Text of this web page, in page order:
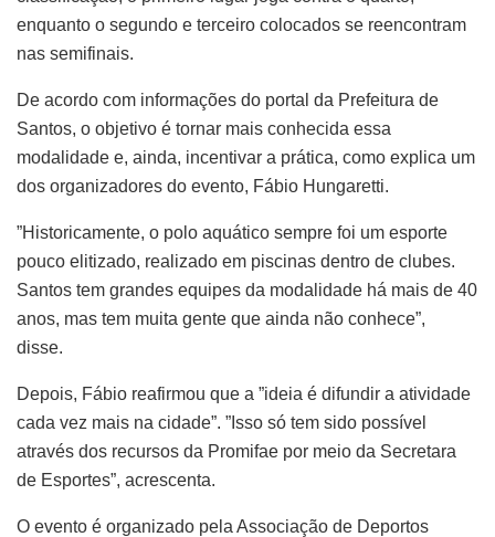
enquanto o segundo e terceiro colocados se reencontram
nas semifinais.
De acordo com informações do portal da Prefeitura de
Santos, o objetivo é tornar mais conhecida essa
modalidade e, ainda, incentivar a prática, como explica um
dos organizadores do evento, Fábio Hungaretti.
”Historicamente, o polo aquático sempre foi um esporte
pouco elitizado, realizado em piscinas dentro de clubes.
Santos tem grandes equipes da modalidade há mais de 40
anos, mas tem muita gente que ainda não conhece”,
disse.
Depois, Fábio reafirmou que a ”ideia é difundir a atividade
cada vez mais na cidade”. ”Isso só tem sido possível
através dos recursos da Promifae por meio da Secretara
de Esportes”, acrescenta.
O evento é organizado pela Associação de Deportos